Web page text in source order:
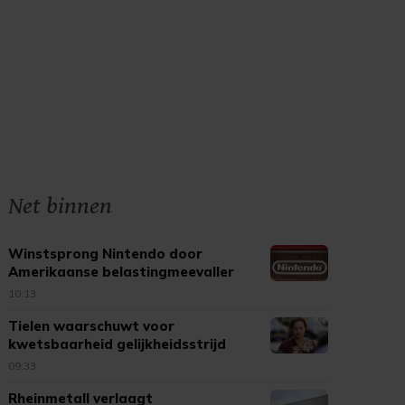
Net binnen
Winstsprong Nintendo door
Amerikaanse belastingmeevaller
10:13
Tielen waarschuwt voor
kwetsbaarheid gelijkheidsstrijd
09:33
Rheinmetall verlaagt